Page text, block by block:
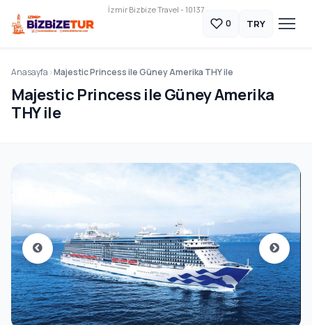
İzmir Bizbize Travel - 10137
0 TRY
Anasayfa Majestic Princess ile Güney Amerika THY ile
Majestic Princess ile Güney Amerika
THY ile